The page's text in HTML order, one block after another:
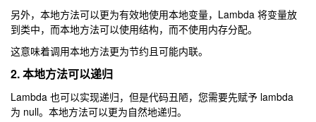
另外，本地方法可以更为有效地使用本地变量，Lambda 将变量放
到类中，而本地方法可以使用结构，而不使用内存分配。
这意味着调用本地方法更为节约且可能内联。
2. 本地方法可以递归
Lambda 也可以实现递归，但是代码丑陋，您需要先赋予 lambda
为 null。本地方法可以更为自然地递归。